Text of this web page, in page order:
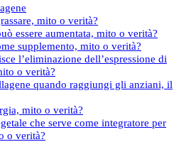
mito o verità?
essere aumentata, mito o verità?
supplemento, mito o verità?
l’eliminazione dell’espressione di
o verità?
quando raggiungi gli anziani, il
mito o verità?
che serve come integratore per
o verità?